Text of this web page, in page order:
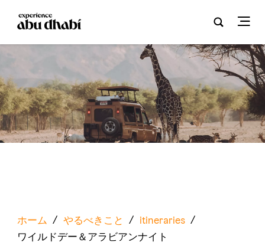
ホーム / やるべきこと / itineraries /
ワイルドデー＆アラビアンナイト